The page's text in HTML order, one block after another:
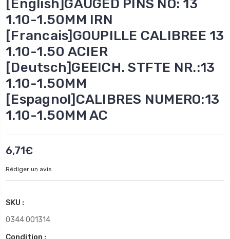
[English]GAUGED PINS NO: 13
1.10-1.50MM IRN
[Francais]GOUPILLE CALIBREE 13
1.10-1.50 ACIER
[Deutsch]GEEICH. STFTE NR.:13
1.10-1.50MM
[Espagnol]CALIBRES NUMERO:13
1.10-1.50MM AC
6,71€
Rédiger un avis
SKU :
0344 001314
Condition :